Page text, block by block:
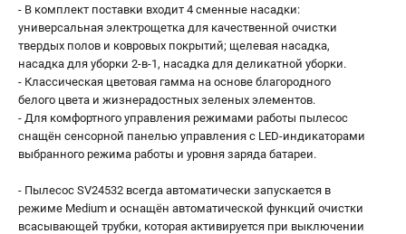
- В комплект поставки входит 4 сменные насадки:
универсальная электрощетка для качественной очистки
твердых полов и ковровых покрытий; щелевая насадка,
насадка для уборки 2-в-1, насадка для деликатной уборки.
- Классическая цветовая гамма на основе благородного
белого цвета и жизнерадостных зеленых элементов.
- Для комфортного управления режимами работы пылесос
снащён сенсорной панелью управления с LED-индикаторами
выбранного режима работы и уровня заряда батареи.
- Пылесос SV24532 всегда автоматически запускается в
режиме Medium и оснащён автоматической функций очистки
всасывающей трубки, которая активируется при выключении